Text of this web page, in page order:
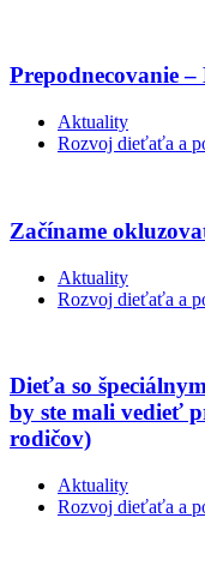
Prepodnecovanie
Aktuality
Rozvoj dieťaťa a
Začíname
Aktuality
Rozvoj dieťaťa a
Dieťa so
by ste mali vedieť
rodičov)
Aktuality
Rozvoj dieťaťa a